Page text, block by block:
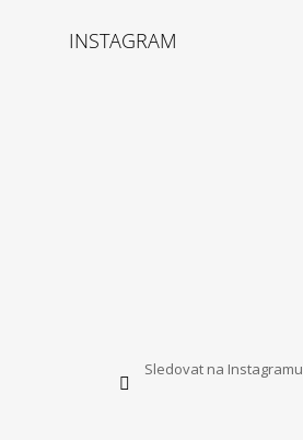
INSTAGRAM
Sledovat na Instagramu